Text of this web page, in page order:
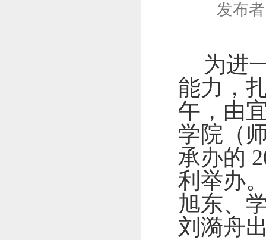
发布
为进
能力，
午，由
学院（
承办的
利举办
旭东、
刘漪舟